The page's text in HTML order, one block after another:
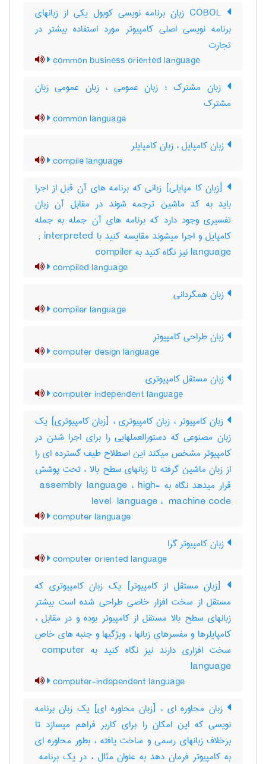
COBOL زبان برنامه نویسی کوبول یکی از زبانهای
برنامه نویسی اصلی کامپیوتر مورد استفاده بیشتر در
تجارت
common business oriented language
زبان مشترک ؛ زبان عمومی ، زبان عمومی زبان
مشترک
common language
زبان کامپایل ، زبان کامپایلر
compile language
[زبان کا مپایلی] زبانی که برنامه های آن قبل از اجرا
باید به کد ماشین ترجمه شوند در مقابل آن زبان
تفسیری وجود دارد که برنامه های آن جمله به جمله
کامپایل و اجرا میشوند مقایسه کنید با ‎ ; interpreted
language نیز نگاه کنید به ‎ compiler
compiled language
زبان همگردانی
compiler language
زبان طراحی کامپیوتر
computer design language
زبان مستقل کامپیوتری
computer independent language
زبان کامپیوتر ، زبان کامپیوتری ، [زبان کامپیوتری] یک
زبان مصنوعی که دستورالعملهایی را برای اجرا شدن در
کامپیوتر مشخص میکند این اصطلاح طیف گسترده ای را
از زبان ماشین گرفته تا زبانهای سطح بالا ، تحت پوشش
قرار میدهد نگاه به ‎ assembly language ، ‎high-
level ‎ language ، ‎ machine code
computer language
زبان کامپیوتر گرا
computer oriented language
[زبان مستقل از کامپیوتر] یک زبان کامپیوتری که
مستقل از سخت افزار خاصی طراحی شده است بیشتر
زبانهای سطح بالا مستقل از کامپیوتر بوده و در مقابل ،
کامپایلرها و مفسرهای زبانها ، ویژگیها و جنبه های خاص
سخت افزاری دارند نیز نگاه کنید به ‎ computer
language
computer-independent language
زبان محاوره ای ، [زبان محاوره ای] یک زبان برنامه
نویسی که این امکان را برای کاربر فراهم میسازد تا
برخلاف زبانهای رسمی و ساخت یافته ، بطور محاوره ای